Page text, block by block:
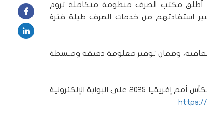
احتضان المملكة المغربية لكأس أمم إفريقيا 2025، أطلق مكتب الصرف منظومة متكاملة تروم
استفادتهم من خدمات الصرف طيلة فترة
وضمان توفير معلومة دقيقة ومبسطة
للمزيد من المعلومات، يُرجى الاطلاع على الصفحة المخصصة لكأس أمم إفريقيا 2025 على البوابة الإلكترونية
https://